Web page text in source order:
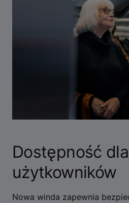
Dostępność
użytkowników
Nowa winda zapewnia